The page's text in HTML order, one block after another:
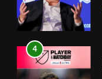
5
4